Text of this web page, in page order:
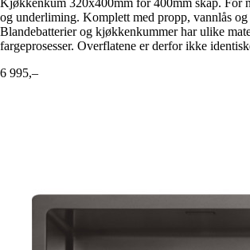
Kjøkkenkum 320x400mm for 400mm skap. For
og underliming. Komplett med propp, vannlås
Blandebatterier og kjøkkenkummer har ulike
fargeprosesser. Overflatene er derfor ikke
6 995,–